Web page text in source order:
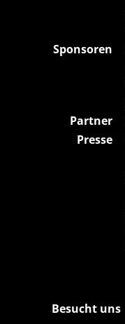
Sponsoren
Partner
Presse
Besucht uns